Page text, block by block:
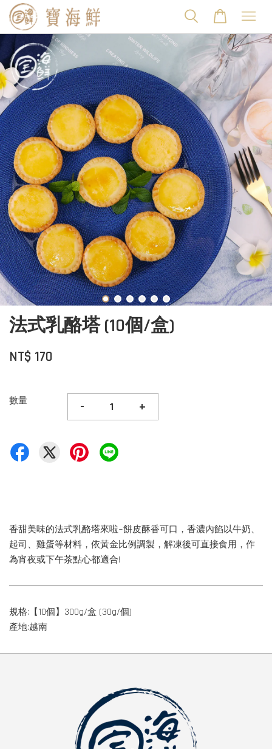
法式乳酪塔 (10個/盒)
NT$ 170
數量 - +
香甜美味的法式乳酪塔來啦~餅皮酥香可口，香濃內餡以牛奶、
起司、雞蛋等材料，依黃金比例調製，解凍後可直接食用，作
為宵夜或下午茶點心都適合!
規格:【10個】300g/盒 (30g/個)
產地:越南